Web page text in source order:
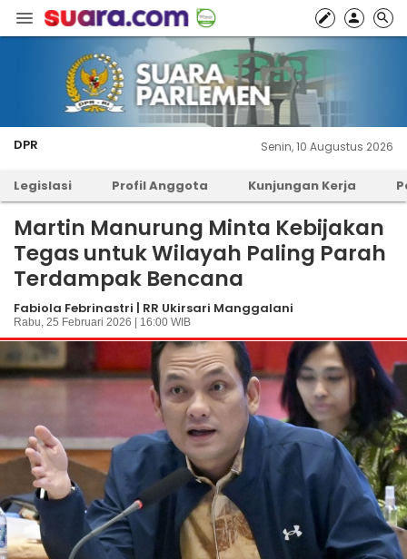
DPR Senin, 10 Augustus 2026
Legislasi Profil Anggota Kunjungan Kerja
Martin Manurung Minta Kebijakan
Tegas untuk Wilayah Paling Parah
Terdampak Bencana
Fabiola Febrinastri | RR Ukirsari Manggalani
Rabu, 25 Februari 2026 | 16:00 WIB